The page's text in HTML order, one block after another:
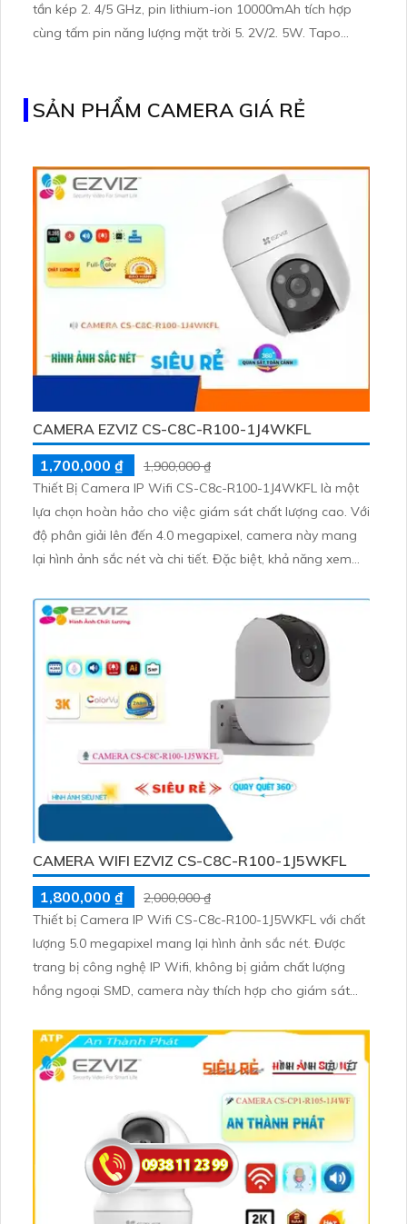
tần kép 2. 4/5 GHz, pin lithium-ion 10000mAh tích hợp
cùng tấm pin năng lượng mặt trời 5. 2V/2. 5W. Tapo
SẢN PHẨM CAMERA GIÁ RẺ
CAMERA EZVIZ CS-C8C-R100-1J4WKFL
1,700,000 ₫
1,900,000 ₫
Thiết Bị Camera IP Wifi CS-C8c-R100-1J4WKFL là một
lựa chọn hoàn hảo cho việc giám sát chất lượng cao. Với
độ phân giải lên đến 4.0 megapixel, camera này mang
lại hình ảnh sắc nét và chi tiết. Đặc biệt, khả năng xem
mọi nơi
CAMERA WIFI EZVIZ CS-C8C-R100-1J5WKFL
1,800,000 ₫
2,000,000 ₫
Thiết bị Camera IP Wifi CS-C8c-R100-1J5WKFL với chất
lượng 5.0 megapixel mang lại hình ảnh sắc nét. Được
trang bị công nghệ IP Wifi, không bị giảm chất lượng
hồng ngoại SMD, camera này thích hợp cho giám sát
đêm, chế độ hồng ngoại 30m, và khả năng quay 360 độ,
camera này mang lại khả năng giám sát hiệu quả